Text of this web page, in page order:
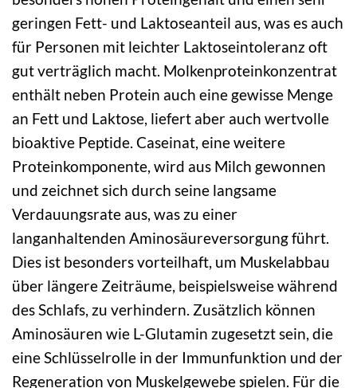
geringen Fett- und Laktoseanteil aus, was es auch
für Personen mit leichter Laktoseintoleranz oft
gut verträglich macht. Molkenproteinkonzentrat
enthält neben Protein auch eine gewisse Menge
an Fett und Laktose, liefert aber auch wertvolle
bioaktive Peptide. Caseinat, eine weitere
Proteinkomponente, wird aus Milch gewonnen
und zeichnet sich durch seine langsame
Verdauungsrate aus, was zu einer
langanhaltenden Aminosäureversorgung führt.
Dies ist besonders vorteilhaft, um Muskelabbau
über längere Zeiträume, beispielsweise während
des Schlafs, zu verhindern. Zusätzlich können
Aminosäuren wie L-Glutamin zugesetzt sein, die
eine Schlüsselrolle in der Immunfunktion und der
Regeneration von Muskelgewebe spielen. Für die